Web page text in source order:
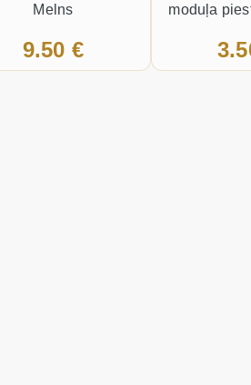
Melns
9.50 €
moduļa